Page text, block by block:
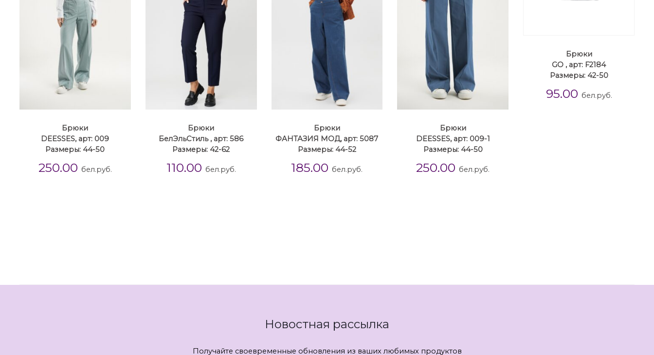
Брюки
DEESSES, арт: 009
Размеры: 44-50
250.00 бел.руб.
Брюки
БелЭльСтиль , арт: 586
Размеры: 42-62
110.00 бел.руб.
Брюки
ФАНТАЗИЯ МОД, арт: 5087
Размеры: 44-52
185.00 бел.руб.
Брюки
DEESSES, арт: 009-1
Размеры: 44-50
250.00 бел.руб.
Брюки
GO , арт: F2184
Размеры: 42-50
95.00 бел.руб.
Новостная рассылка
Получайте своевременные обновления из ваших любимых продуктов